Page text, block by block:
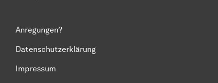
Anregungen?
Datenschutzerklärung
Impressum